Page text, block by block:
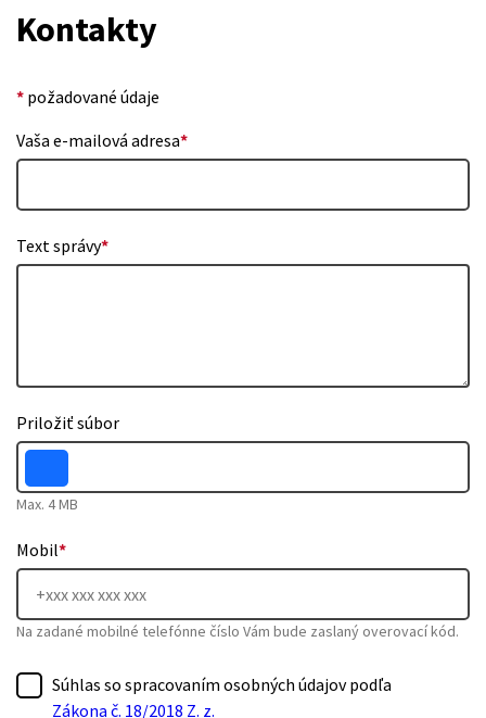
Kontakty
* požadované údaje
Vaša e-mailová adresa*
Text správy*
Priložiť súbor
Max. 4 MB
Mobil*
Na zadané mobilné telefónne číslo Vám bude zaslaný overovací kód.
Súhlas so spracovaním osobných údajov podľa
Zákona č. 18/2018 Z. z.